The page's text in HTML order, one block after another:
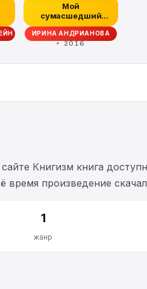
Мой
сумасшедший
папа
ИРИНА АНДРИАНОВА
2016
Книгизм книга
время произведение
1
жанр